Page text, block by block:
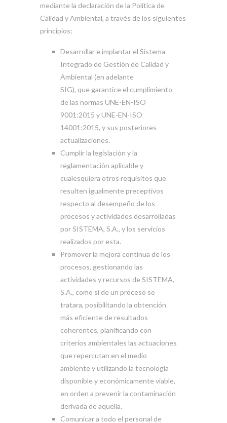
mediante la declaración de la Política de
Calidad y Ambiental, a través de los siguientes
principios:
Desarrollar e implantar el Sistema
Integrado de Gestión de Calidad y
Ambiental (en adelante
SIG), que garantice el cumplimiento
de las normas UNE-EN-ISO
9001:2015 y UNE-EN-ISO
14001:2015, y sus posteriores
actualizaciones.
Cumplir la legislación y la
reglamentación aplicable y
cualesquiera otros requisitos que
resulten igualmente preceptivos
respecto al desempeño de los
procesos y actividades desarrolladas
por SISTEMA, S.A., y los servicios
realizados por esta.
Promover la mejora continua de los
procesos, gestionando las
actividades y recursos de SISTEMA,
S.A., como si de un proceso se
tratara, posibilitando la obtención
más eficiente de resultados
coherentes, planificando con
criterios ambientales las actuaciones
que repercutan en el medio
ambiente y utilizando la tecnología
disponible y económicamente viable,
en orden a prevenir la contaminación
derivada de aquella.
Comunicar a todo el personal de